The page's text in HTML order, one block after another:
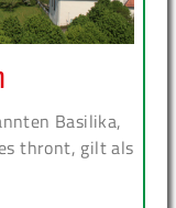
Basilika,
thront, gilt als